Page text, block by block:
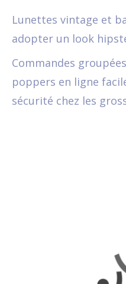
Lunettes vintage et
adopter un look
Commandes
poppers en ligne
sécurité chez les